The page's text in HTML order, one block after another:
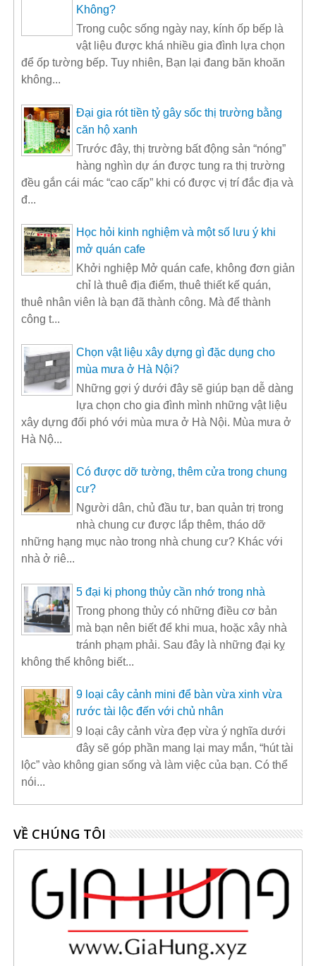
Không?
Trong cuộc sống ngày nay, kính ốp bếp là
vật liệu được khá nhiều gia đình lựa chọn
để ốp tường bếp. Tuy nhiên, Bạn lại đang băn khoăn
không...
Đại gia rót tiền tỷ gây sốc thị trường bằng
căn hộ xanh
Trước đây, thị trường bất động sản “nóng”
hàng nghìn dự án được tung ra thị trường
đều gắn cái mác “cao cấp” khi có được vị trí đắc địa và
đ...
Học hỏi kinh nghiệm và một số lưu ý khi
mở quán cafe
Khởi nghiệp Mở quán cafe, không đơn giản
chỉ là thuê địa điểm, thuê thiết kế quán,
thuê nhân viên là bạn đã thành công. Mà để thành
công t...
Chọn vật liệu xây dựng gì đặc dụng cho
mùa mưa ở Hà Nội?
Những gợi ý dưới đây sẽ giúp bạn dễ dàng
lựa chọn cho gia đình mình những vật liệu
xây dựng đối phó với mùa mưa ở Hà Nội. Mùa mưa ở
Hà Nộ...
Có được dỡ tường, thêm cửa trong chung
cư?
Người dân, chủ đầu tư, ban quản trị trong
nhà chung cư được lắp thêm, tháo dỡ
những hạng mục nào trong nhà chung cư? Khác với
nhà ở riê...
5 đại kị phong thủy cần nhớ trong nhà
Trong phong thủy có những điều cơ bản
mà bạn nên biết để khi mua, hoặc xây nhà
tránh phạm phải. Sau đây là những đại kỵ
không thể không biết...
9 loại cây cảnh mini để bàn vừa xinh vừa
rước tài lộc đến với chủ nhân
9 loại cây cảnh vừa đẹp vừa ý nghĩa dưới
đây sẽ góp phần mang lại may mắn, “hút tài
lộc” vào không gian sống và làm việc của bạn. Có thể
nói...
VỀ CHÚNG TÔI